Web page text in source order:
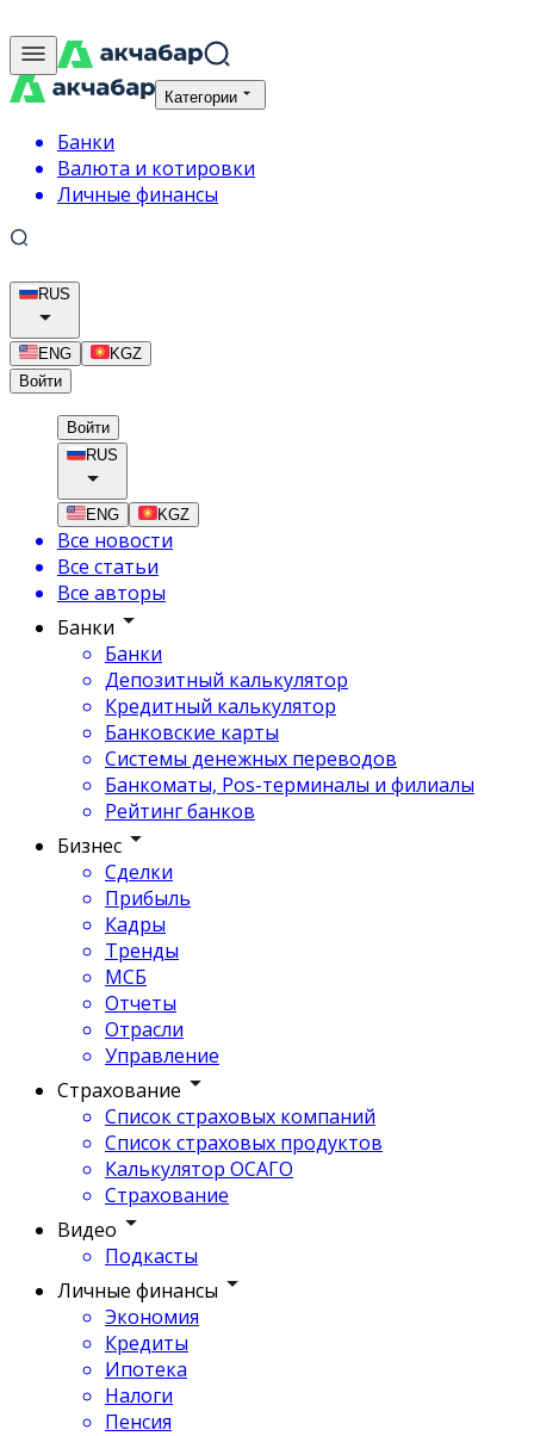
Категории
Банки
Валюта и котировки
Личные финансы
RUS
ENG
KGZ
Войти
Войти
RUS
ENG KGZ
Все новости
Все статьи
Все авторы
Банки
Банки
Депозитный калькулятор
Кредитный калькулятор
Банковские карты
Системы денежных переводов
Банкоматы, Pos-терминалы и филиалы
Рейтинг банков
Бизнес
Сделки
Прибыль
Кадры
Тренды
МСБ
Отчеты
Отрасли
Управление
Страхование
Список страховых компаний
Список страховых продуктов
Калькулятор ОСАГО
Страхование
Видео
Подкасты
Личные финансы
Экономия
Кредиты
Ипотека
Налоги
Пенсия